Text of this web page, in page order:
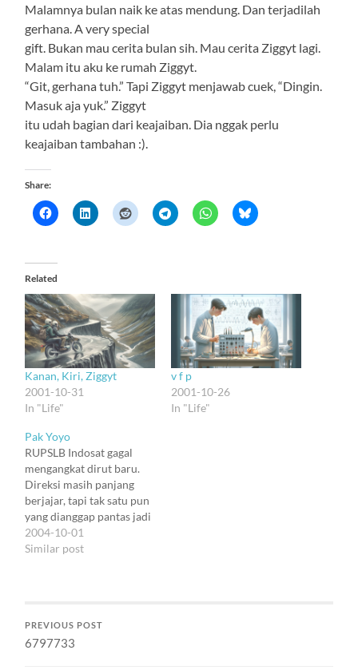
Malamnya bulan naik ke atas mendung. Dan terjadilah
gerhana. A very special
gift. Bukan mau cerita bulan sih. Mau cerita Ziggyt lagi.
Malam itu aku ke rumah Ziggyt.
“Git, gerhana tuh.” Tapi Ziggyt menjawab cuek, “Dingin.
Masuk aja yuk.” Ziggyt
itu udah bagian dari keajaiban. Dia nggak perlu
keajaiban tambahan :).
Share:
Related
Kanan, Kiri, Ziggyt
2001-10-31
In "Life"
v f p
2001-10-26
In "Life"
Pak Yoyo
RUPSLB Indosat gagal
mengangkat dirut baru.
Direksi masih panjang
berjajar, tapi tak satu pun
yang dianggap pantas jadi
dirut. Sampai RUPS
mendatang, fungsi dirut
sebelumnya memilih Yoyo
Basuki, dirut Lintas Arta,
2004-10-01
Similar post
PREVIOUS POST
6797733